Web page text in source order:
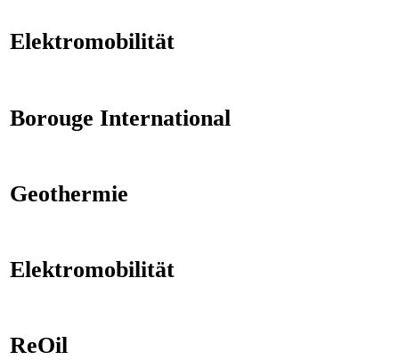
Elektromobilität
Borouge International
Geothermie
Elektromobilität
ReOil